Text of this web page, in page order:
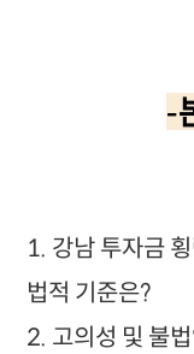
-
1. 강남 투자금
법적 기준은?
2. 고의성 및 불